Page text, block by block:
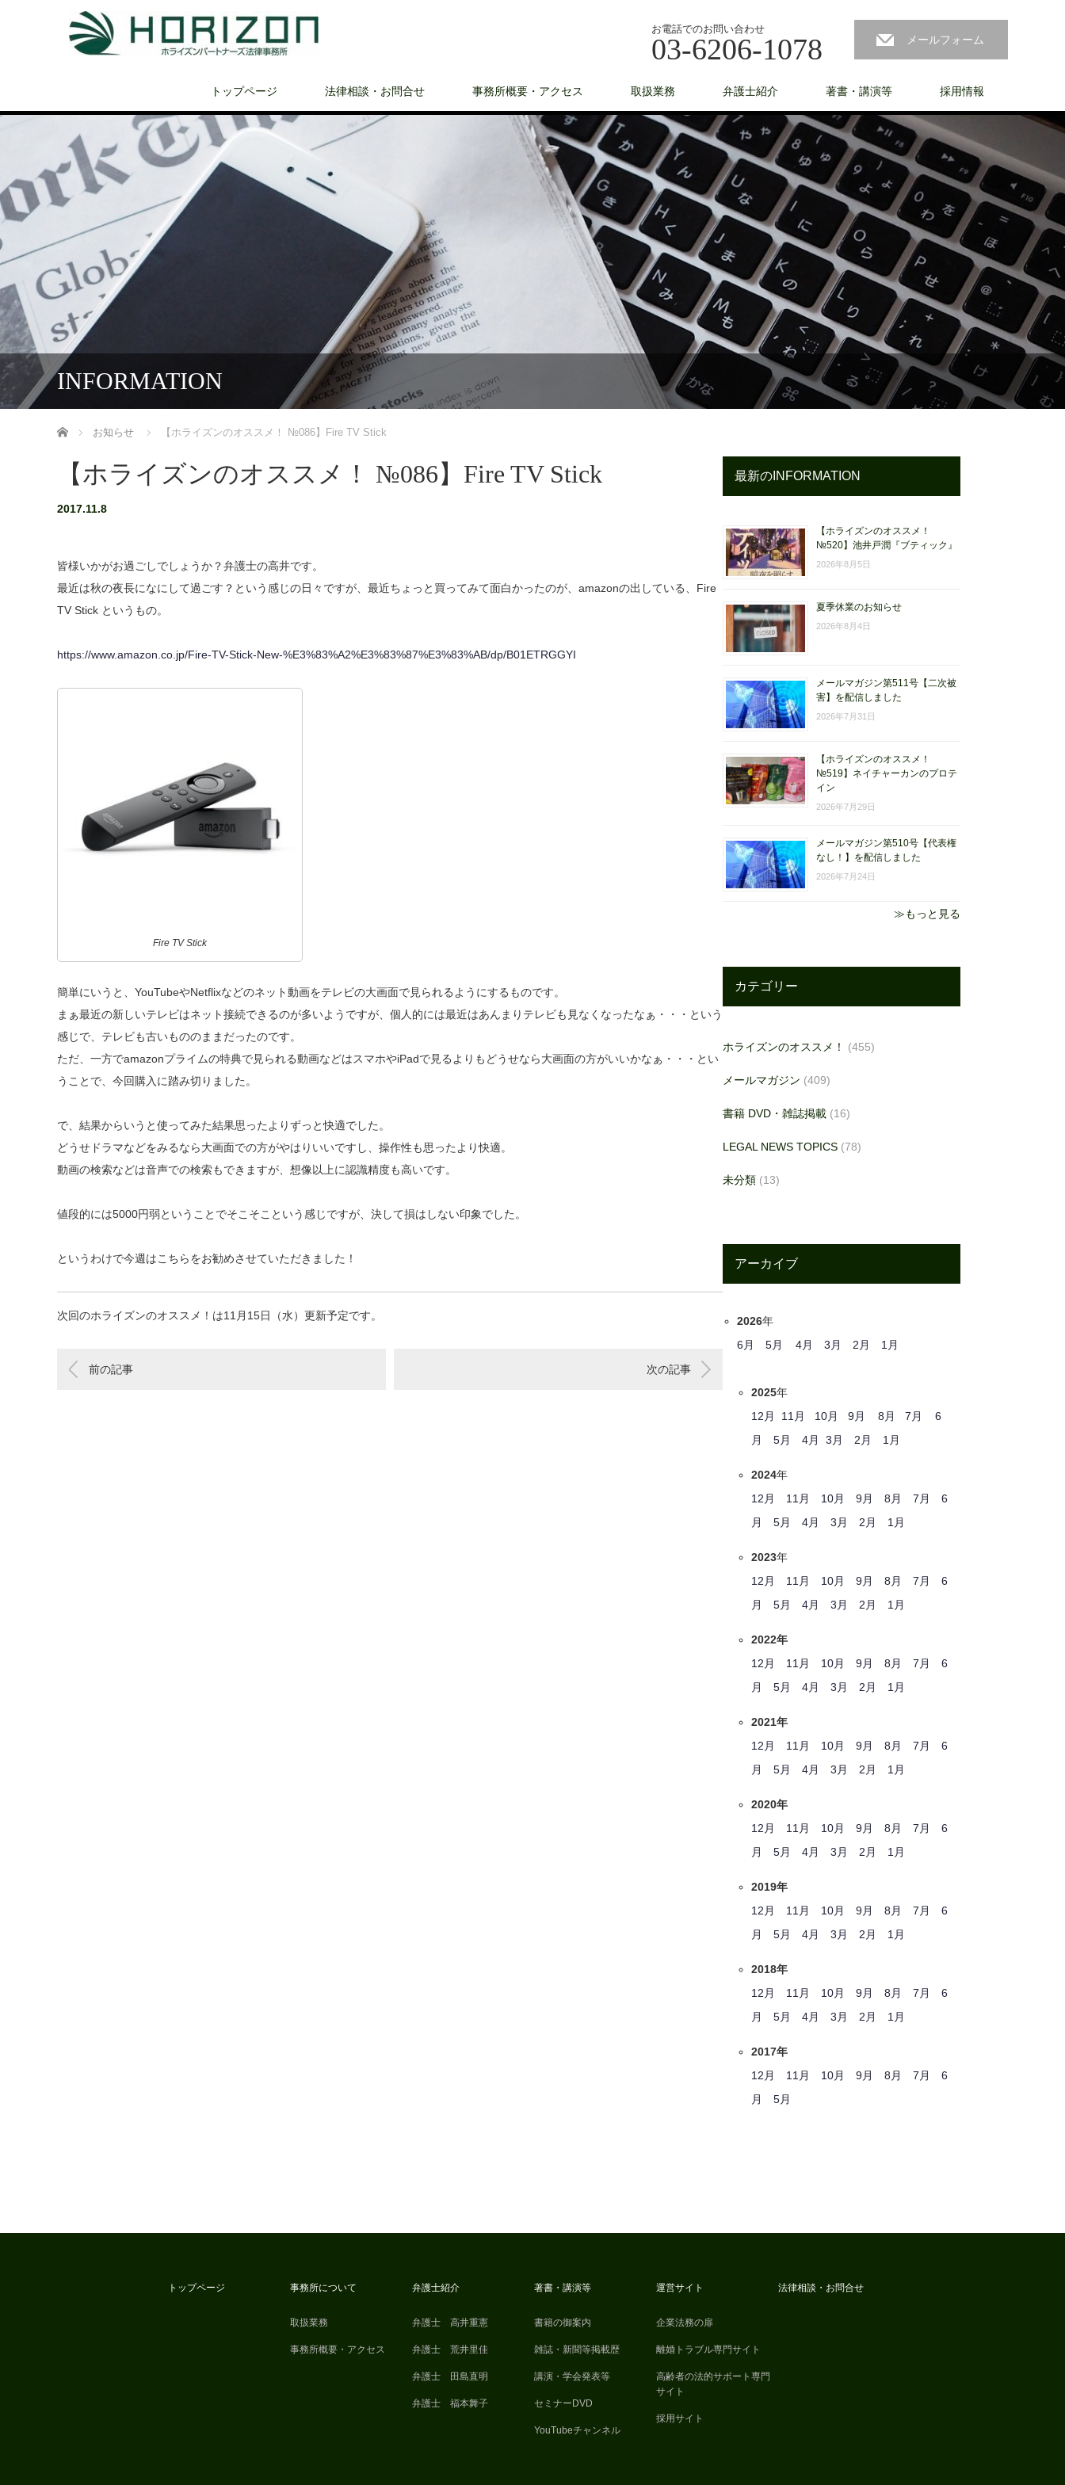
お電話でのお問い合わせ
03-6206-1078 メールフォーム
トップページ 法律相談・お問合せ 事務所概要・アクセス 取扱業務 弁護士紹介 著書・講演等 採用情報
INFORMATION
ホーム お知らせ 【ホライズンのオススメ！ №086】Fire TV Stick
【ホライズンのオススメ！ №086】Fire TV Stick
2017.11.8
皆様いかがお過ごしでしょうか？弁護士の高井です。
最近は秋の夜長になにして過ごす？という感じの日々ですが、最近ちょっと買ってみて面白かったのが、amazonの出している、Fire
TV Stick というもの。
https://www.amazon.co.jp/Fire-TV-Stick-New-%E3%83%A2%E3%83%87%E3%83%AB/dp/B01ETRGGYI
Fire TV Stick
簡単にいうと、YouTubeやNetflixなどのネット動画をテレビの大画面で見られるようにするものです。
まぁ最近の新しいテレビはネット接続できるのが多いようですが、個人的には最近はあんまりテレビも見なくなったなぁ・・・という
感じで、テレビも古いもののままだったのです。
ただ、一方でamazonプライムの特典で見られる動画などはスマホやiPadで見るよりもどうせなら大画面の方がいいかなぁ・・・とい
うことで、今回購入に踏み切りました。
で、結果からいうと使ってみた結果思ったよりずっと快適でした。
どうせドラマなどをみるなら大画面での方がやはりいいですし、操作性も思ったより快適。
動画の検索などは音声での検索もできますが、想像以上に認識精度も高いです。
値段的には5000円弱ということでそこそこという感じですが、決して損はしない印象でした。
というわけで今週はこちらをお勧めさせていただきました！
次回のホライズンのオススメ！は11月15日（水）更新予定です。
前の記事 次の記事
最新のINFORMATION
【ホライズンのオススメ！
№520】池井戸潤『ブティック』
2026年8月5日
夏季休業のお知らせ
2026年8月4日
メールマガジン第511号【二次被
害】を配信しました
2026年7月31日
【ホライズンのオススメ！
№519】ネイチャーカンのプロテ
イン
2026年7月29日
メールマガジン第510号【代表権
なし！】を配信しました
2026年7月24日
≫もっと見る
カテゴリー
ホライズンのオススメ！ (455)
メールマガジン (409)
書籍 DVD・雑誌掲載 (16)
LEGAL NEWS TOPICS (78)
未分類 (13)
アーカイブ
2026年
6月
5月 4月 3月 2月 1月
2025年
12月
11月 10月 9月 8月 7月
6
月
5月 4月 3月 2月 1月
2024年
12月
11月 10月 9月 8月 7月
6
月
5月 4月 3月 2月 1月
2023年
12月
11月 10月 9月 8月 7月
6
月
5月 4月 3月 2月 1月
2022年
12月
11月 10月 9月 8月 7月
6
月
5月 4月 3月 2月 1月
2021年
12月
11月 10月 9月 8月 7月
6
月
5月 4月 3月 2月 1月
2020年
12月
11月 10月 9月 8月 7月
6
月
5月 4月 3月 2月 1月
2019年
12月
11月 10月 9月 8月 7月
6
月
5月 4月 3月 2月 1月
2018年
12月
11月 10月 9月 8月 7月
6
月
5月 4月 3月 2月 1月
2017年
12月
11月 10月 9月 8月 7月
6
月
5月
トップページ 事務所について
取扱業務
事務所概要・アクセス
弁護士紹介
弁護士 高井重憲
弁護士 荒井里佳
弁護士 田島直明
弁護士 福本舞子
著書・講演等
書籍の御案内
雑誌・新聞等掲載歴
講演・学会発表等
セミナーDVD
YouTubeチャンネル
運営サイト
企業法務の扉
離婚トラブル専門サイト
高齢者の法的サポート専門
サイト
採用サイト
法律相談・お問合せ